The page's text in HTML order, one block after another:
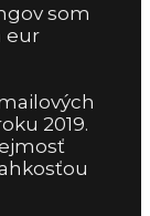
som
eur
2019.